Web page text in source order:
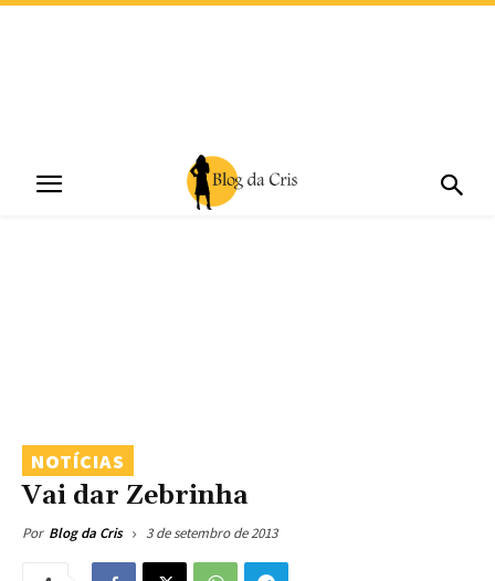
NOTÍCIAS
Vai dar Zebrinha
Por Blog da Cris 3 de setembro de 2013